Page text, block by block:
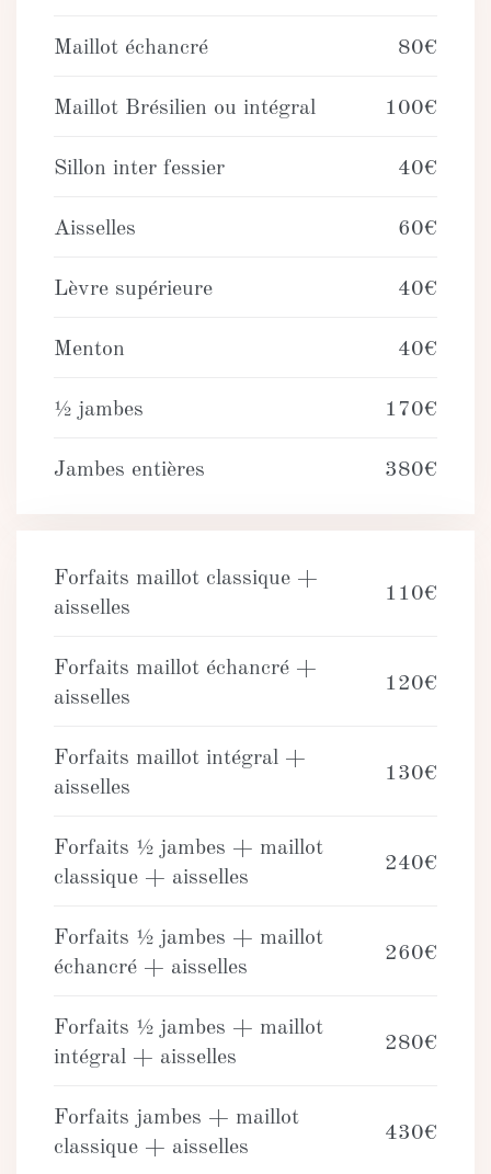
Maillot échancré 80€
Maillot Brésilien ou intégral 100€
Sillon inter fessier 40€
Aisselles 60€
Lèvre supérieure 40€
Menton 40€
½ jambes 170€
Jambes entières 380€
Forfaits maillot classique +
aisselles
110€
Forfaits maillot échancré +
aisselles
120€
Forfaits maillot intégral +
aisselles
130€
Forfaits ½ jambes + maillot
classique + aisselles
240€
Forfaits ½ jambes + maillot
échancré + aisselles
260€
Forfaits ½ jambes + maillot
intégral + aisselles
280€
Forfaits jambes + maillot
classique + aisselles
430€